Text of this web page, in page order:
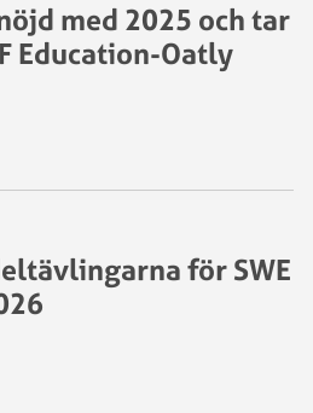
med 2025 och tar
Education-Oatly
för SWE